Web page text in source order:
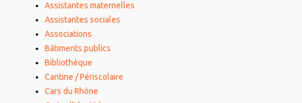
Assistantes maternelles
Assistantes sociales
Associations
Bâtiments publics
Bibliothèque
Cantine / Périscolaire
Cars du Rhône